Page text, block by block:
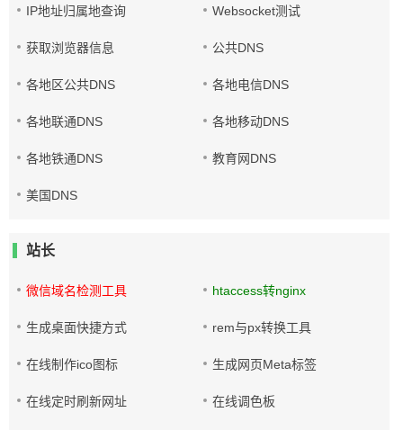
IP地址归属地查询 Websocket测试
获取浏览器信息 公共DNS
各地区公共DNS 各地电信DNS
各地联通DNS 各地移动DNS
各地铁通DNS 教育网DNS
美国DNS
站长
微信域名检测工具 htaccess转nginx
生成桌面快捷方式 rem与px转换工具
在线制作ico图标 生成网页Meta标签
在线定时刷新网址 在线调色板